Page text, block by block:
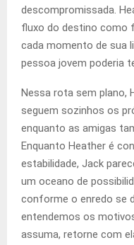
descompromissada.
fluxo do destino como
cada momento de sua
pessoa jovem poderia
Nessa rota sem plano,
seguem sozinhos os
enquanto as amigas
Enquanto Heather é
estabilidade, Jack
um oceano de
conforme o enredo se
entendemos os
assuma, retorne com